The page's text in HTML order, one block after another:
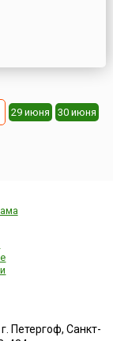
29 июня 30 июня
Петергоф, Санкт-